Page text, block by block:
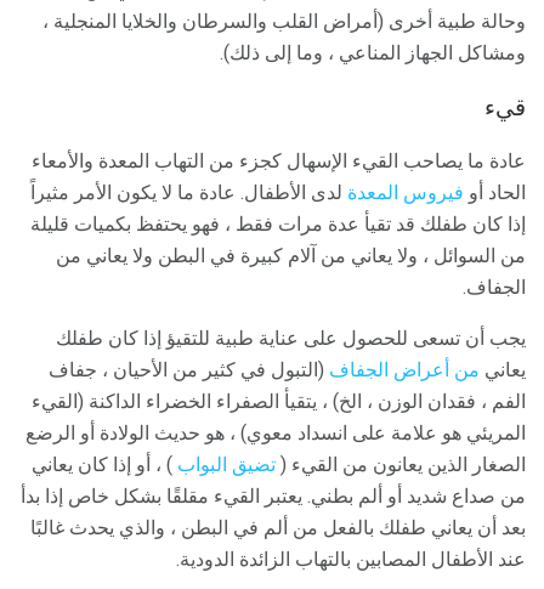
وحالة طبية أخرى (أمراض القلب والسرطان والخلايا المنجلية ،
ومشاكل الجهاز المناعي ، وما إلى ذلك).
قيء
عادة ما يصاحب القيء الإسهال كجزء من التهاب المعدة والأمعاء
الحاد أو فيروس المعدة لدى الأطفال. عادة ما لا يكون الأمر مثيراً
إذا كان طفلك قد تقيأ عدة مرات فقط ، فهو يحتفظ بكميات قليلة
من السوائل ، ولا يعاني من آلام كبيرة في البطن ولا يعاني من
الجفاف.
يجب أن تسعى للحصول على عناية طبية للتقيؤ إذا كان طفلك
يعاني من أعراض الجفاف (التبول في كثير من الأحيان ، جفاف
الفم ، فقدان الوزن ، الخ) ، يتقيأ الصفراء الخضراء الداكنة (القيء
المريئي هو علامة على انسداد معوي) ، هو حديث الولادة أو الرضع
الصغار الذين يعانون من القيء ( تضيق البواب ) ، أو إذا كان يعاني
من صداع شديد أو ألم بطني. يعتبر القيء مقلقًا بشكل خاص إذا بدأ
بعد أن يعاني طفلك بالفعل من ألم في البطن ، والذي يحدث غالبًا
عند الأطفال المصابين بالتهاب الزائدة الدودية.